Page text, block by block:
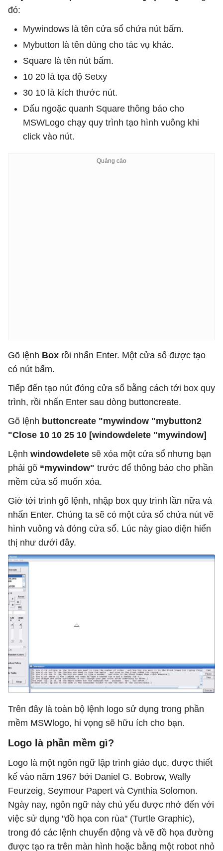
đó:
Mywindows là tên cửa sổ chứa nút bấm.
Mybutton là tên dùng cho tác vụ khác.
Square là tên nút bấm.
10 20 là tọa độ Setxy
30 10 là kích thước nút.
Dấu ngoặc quanh Square thông báo cho
MSWLogo chạy quy trình tạo hình vuông khi
click vào nút.
Gõ lệnh Box rồi nhấn Enter. Một cửa sổ được tạo
có nút bấm.
Tiếp đến tạo nút đóng cửa sổ bằng cách tới box quy
trình, rồi nhấn Enter sau dòng buttoncreate.
Gõ lệnh buttoncreate "mywindow "mybutton2
"Close 10 10 25 10 [windowdelete "mywindow]
Lệnh windowdelete sẽ xóa một cửa sổ nhưng bạn
phải gõ “mywindow" trước để thông báo cho phần
mềm cửa sổ muốn xóa.
Giờ tới trình gõ lệnh, nhập box quy trình lần nữa và
nhấn Enter. Chúng ta sẽ có một cửa sổ chứa nút vẽ
hình vuông và đóng cửa sổ. Lúc này giao diện hiển
thị như dưới đây.
Trên đây là toàn bộ lệnh logo sử dụng trong phần
mềm MSWlogo, hi vọng sẽ hữu ích cho bạn.
Logo là phần mềm gì?
Logo là một ngôn ngữ lập trình giáo dục, được thiết
kế vào năm 1967 bởi Daniel G. Bobrow, Wally
Feurzeig, Seymour Papert và Cynthia Solomon.
Ngày nay, ngôn ngữ này chủ yếu được nhớ đến với
việc sử dụng "đồ họa con rùa" (Turtle Graphic),
trong đó các lệnh chuyển động và vẽ đồ họa đường
được tạo ra trên màn hình hoặc bằng một robot nhỏ